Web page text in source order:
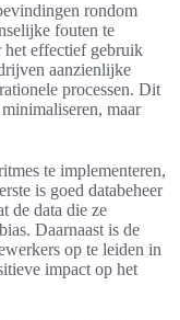
rondom
fouten te
het effectief gebruik
aanzienlijke
processen. Dit
maar
te implementeren,
is goed databeheer
de data die ze
Daarnaast is de
op te leiden in
impact op het